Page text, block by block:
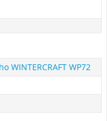
WINTERCRAFT WP72